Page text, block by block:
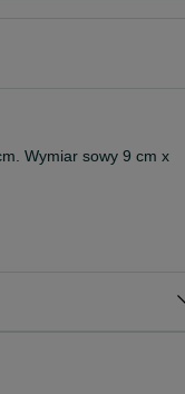
Wymiar sowy 9 cm x